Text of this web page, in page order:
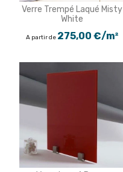
Verre Trempé Laqué Misty
White
A partir de 275,00 €/m²